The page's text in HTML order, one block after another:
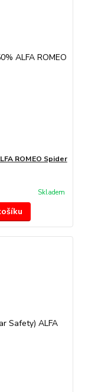
ROMEO Spider
Skladem